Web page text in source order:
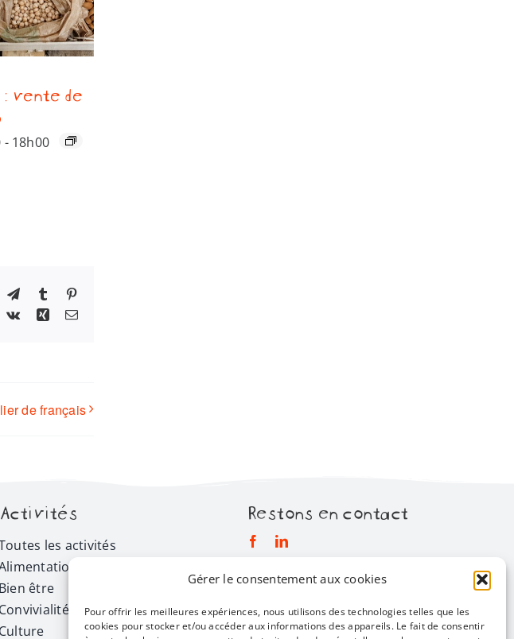
Gérer le consentement aux cookies
Pour offrir les meilleures expériences, nous utilisons des technologies telles que les
cookies pour stocker et/ou accéder aux informations des appareils. Le fait de consentir
vente de
- 18h00
TelegramTumblr
Vk
Xing Email
de français
Activités
les activités
Bien être
Convivialité
Culture
Restons en contact
Mentions légales
Politique de confidentialité
Infos pratiques